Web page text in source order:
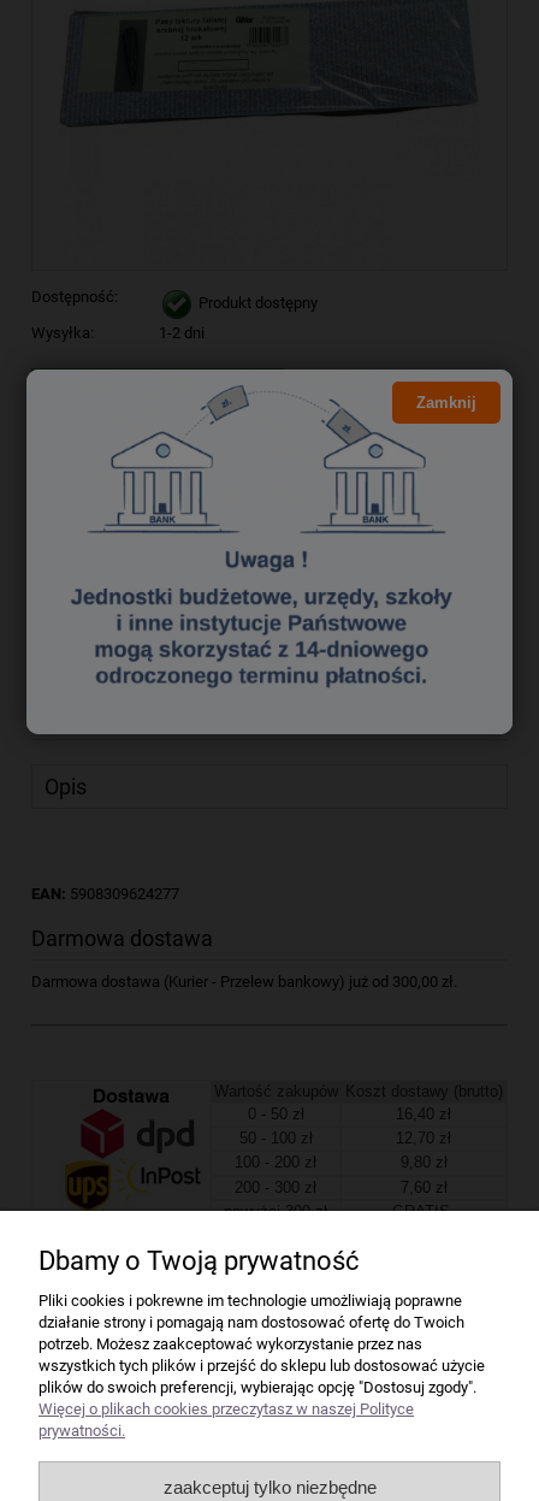
Dostępność:
Produkt dostępny
Wysyłka:
1-2 dni
Kliknij i NEGOCJUJ CENĘ
6,40 zł
do koszyka
dodaj do przechowalni
Producent: Lux
zapytaj o produkt
Opis
EAN: 5908309624277
Darmowa dostawa
Darmowa dostawa (Kurier - Przelew bankowy) już od 300,00 zł.
Wartość zakupów
Koszt dostawy (brutto)
0 - 50 zł
16,40 zł
50 - 100 zł
12,70 zł
100 - 200 zł
9,80 zł
200 - 300 zł
7,60 zł
powyżej 300 zł
GRATIS
Firma
Bindownice wg producentów
Niszczarki wg producentów
Dbamy o Twoją prywatność
Pliki cookies i pokrewne im technologie umożliwiają poprawne
działanie strony i pomagają nam dostosować ofertę do Twoich
potrzeb. Możesz zaakceptować wykorzystanie przez nas
wszystkich tych plików i przejść do sklepu lub dostosować użycie
plików do swoich preferencji, wybierając opcję "Dostosuj zgody".
Więcej o plikach cookies przeczytasz w naszej Polityce
prywatności.
zaakceptuj tylko niezbędne
Zamknij